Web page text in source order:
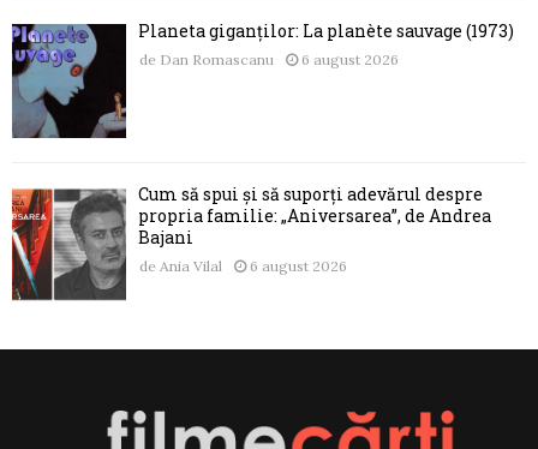
Planeta giganților: La planète sauvage (1973)
de Dan Romascanu 6 august 2026
Cum să spui și să suporți adevărul despre
propria familie: „Aniversarea”, de Andrea
Bajani
de Ania Vilal 6 august 2026